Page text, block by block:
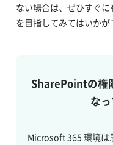
ない場合は、ぜひすぐ
を目指してみてはいかが
SharePointの権
な
Microsoft 365 環境は